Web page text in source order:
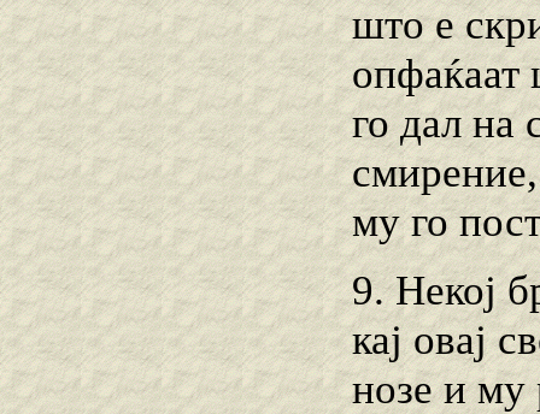
што е
опфаќаат
го дал на
смирение,
му го
9. Некој
кај овај
нозе и му